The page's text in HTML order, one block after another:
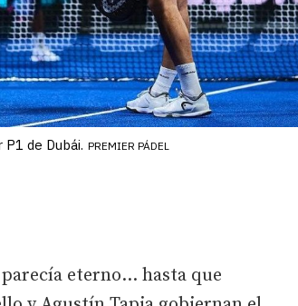
de Dubái. PREMIER PÁDEL
eterno… hasta que